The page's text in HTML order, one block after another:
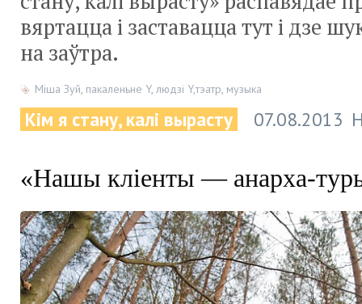
вяртацца і заставацца тут і дзе
на заўтра.
Міша Зуй пакаленьне Y, людзі Y,тэатр музыка
Кім я стану, калі вырасту 07.08.2013
«Нашы кліенты — анарха-